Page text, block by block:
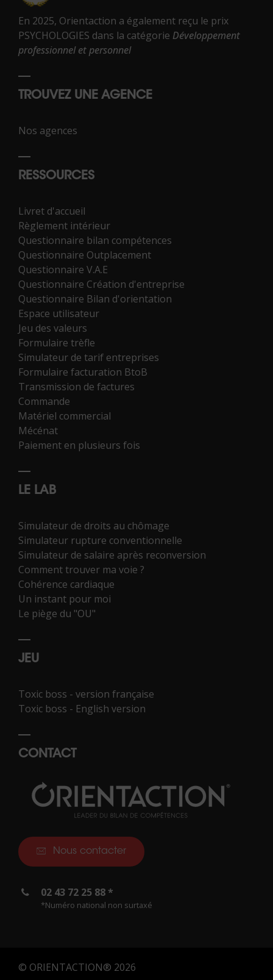
En 2025, Orientaction a également reçu le prix
PSYCHOLOGIES dans la catégorie Développement
professionnel et personnel
TROUVEZ UNE AGENCE
Nos agences
RESSOURCES
Livret d'accueil
Règlement intérieur
Questionnaire bilan compétences
Questionnaire Outplacement
Questionnaire V.A.E
Questionnaire Création d'entreprise
Questionnaire Bilan d'orientation
Espace utilisateur
Jeu des valeurs
Formulaire trèfle
Simulateur de tarif entreprises
Formulaire facturation BtoB
Transmission de factures
Commande
Matériel commercial
Mécénat
Paiement en plusieurs fois
LE LAB
Simulateur de droits au chômage
Simulateur rupture conventionnelle
Simulateur de salaire après reconversion
Comment trouver ma voie ?
Cohérence cardiaque
Un instant pour moi
Le piège du "OU"
JEU
Toxic boss - version française
Toxic boss - English version
CONTACT
Nous contacter
02 43 72 25 88 *
*Numéro national non surtaxé
© ORIENTACTION® 2026